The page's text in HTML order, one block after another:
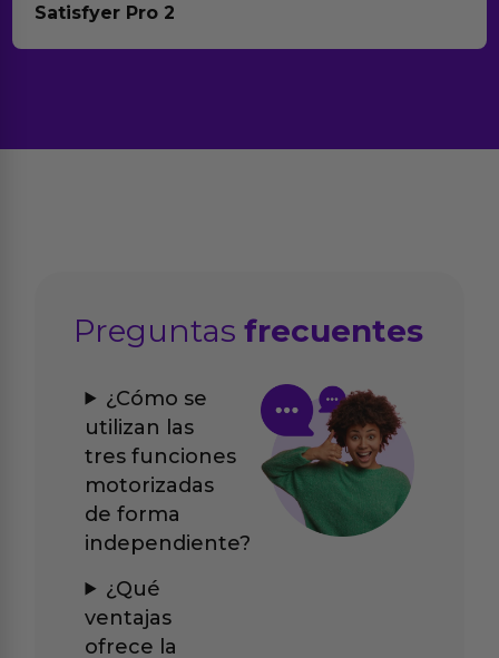
Satisfyer Pro 2
Preguntasfrecuentes
¿Cómo se
utilizan las
tres funciones
motorizadas
de forma
independiente?
¿Qué
ventajas
ofrece la